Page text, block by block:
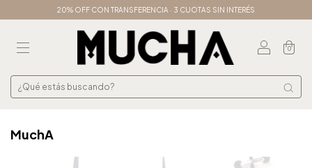
20% OFF CON TRANSFERENCIA · 3 CUOTAS SIN INTERÉS
0
MuchA